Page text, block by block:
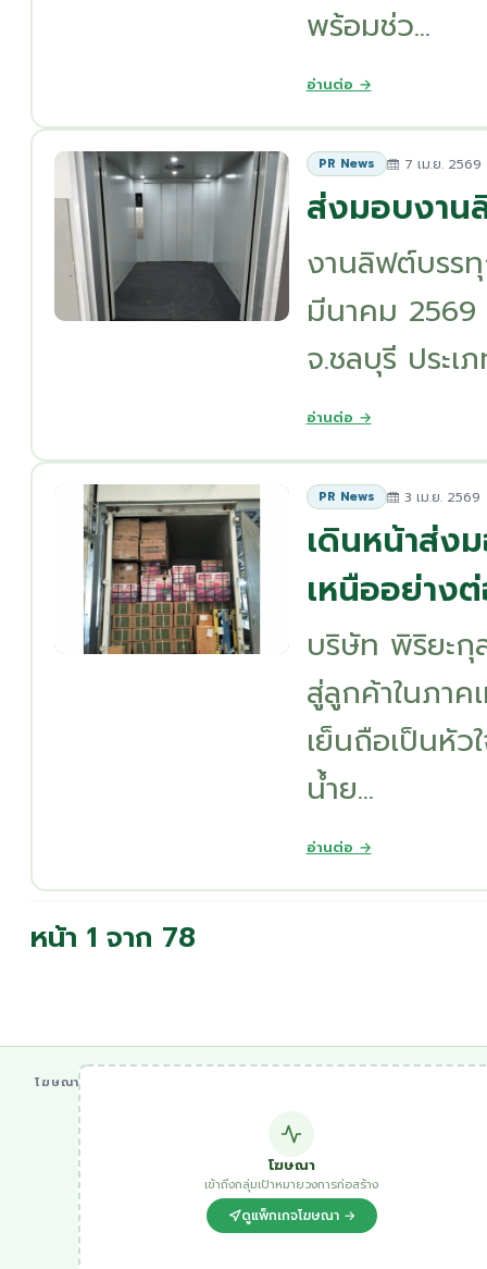
พร้อมช่ว...
อ่านต่อ →
PR News 7 เม.ย. 2569
ส่งมอบงาน
งานลิฟต์บรร
มีนาคม
จ.ชลบุรี ประ
อ่านต่อ →
PR News 3 เม.ย. 2569
เดินหน้าส่
เหนืออย่าง
บริษัท พิริยะ
สู่ลูกค้าในภา
เย็นถือเป็นหัว
น้ำย...
อ่านต่อ →
หน้า 1 จาก 78
โฆษณา
โฆษณา
เข้าถึงกลุ่มเป้าหมายวงการก่อสร้าง
ดูแพ็กเกจโฆษณา →